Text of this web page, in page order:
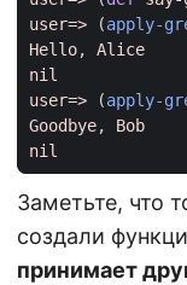
user=>
(apply-
Hello, Alice
nil
user=>
(apply-
Goodbye, Bob
nil
Заметьте, что
создали
принимает